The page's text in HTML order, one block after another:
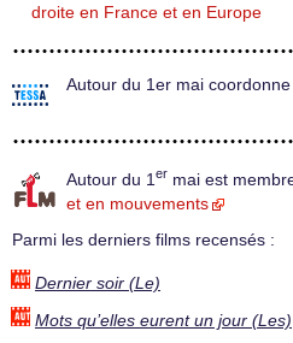
droite en France et en Europe
Autour du 1er mai
Autour du 1 er mai est
et en mouvements
Parmi les derniers films recensés :
Dernier soir (Le)
Mots qu’elles eurent un jour (Les)